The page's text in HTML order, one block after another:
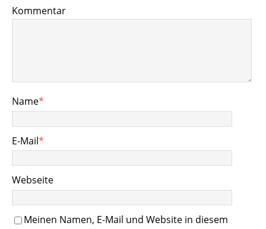
Kommentar
Name*
E-Mail*
Webseite
Meinen Namen, E-Mail und Website in diesem